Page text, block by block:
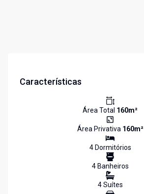
Características
Área Total 160m²
Área Privativa 160m²
4Dormitórios
4Banheiros
4Suítes